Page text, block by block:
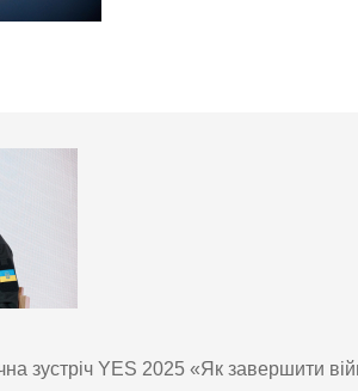
зустріч YES 2025 «Як завершити